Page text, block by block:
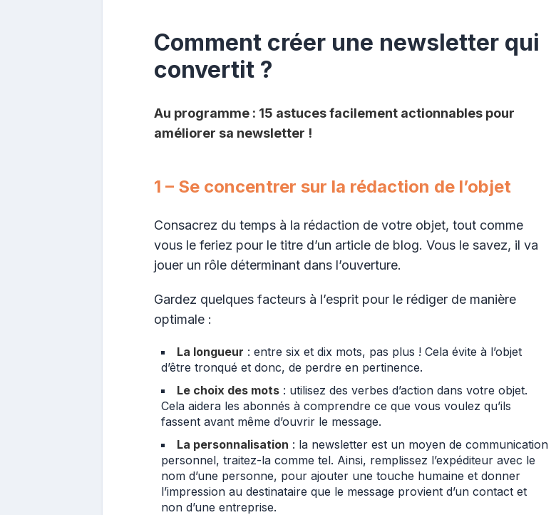
Comment créer une newsletter qui
convertit ?
Au programme : 15 astuces facilement actionnables pour
améliorer sa newsletter !
1 – Se concentrer sur la rédaction de l’objet
Consacrez du temps à la rédaction de votre objet, tout comme
vous le feriez pour le titre d’un article de blog. Vous le savez, il va
jouer un rôle déterminant dans l’ouverture.
Gardez quelques facteurs à l’esprit pour le rédiger de manière
optimale :
La longueur : entre six et dix mots, pas plus ! Cela évite à l’objet
d’être tronqué et donc, de perdre en pertinence.
Le choix des mots: utilisez des verbes d’action dans votre objet.
Cela aidera les abonnés à comprendre ce que vous voulez qu’ils
fassent avant même d’ouvrir le message.
La personnalisation : la newsletter est un moyen de communication
personnel, traitez-la comme tel. Ainsi, remplissez l’expéditeur avec le
nom d’une personne, pour ajouter une touche humaine et donner
l’impression au destinataire que le message provient d’un contact et
non d’une entreprise.